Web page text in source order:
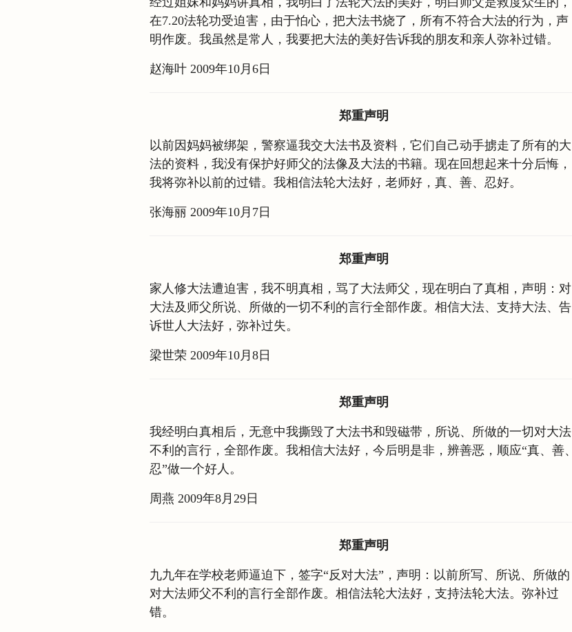
在7.20法轮功受迫害，由于怕心，把大法书烧了，所有不符合大法的行为，声
明作废。我虽然是常人，我要把大法的美好告诉我的朋友和亲人弥补过错。
赵海叶 2009年10月6日
郑重声明
以前因妈妈被绑架，警察逼我交大法书及资料，它们自己动手掳走了所有的大
法的资料，我没有保护好师父的法像及大法的书籍。现在回想起来十分后悔，
我将弥补以前的过错。我相信法轮大法好，老师好，真、善、忍好。
张海丽 2009年10月7日
郑重声明
家人修大法遭迫害，我不明真相，骂了大法师父，现在明白了真相，声明：对
大法及师父所说、所做的一切不利的言行全部作废。相信大法、支持大法、告
诉世人大法好，弥补过失。
梁世荣 2009年10月8日
郑重声明
我经明白真相后，无意中我撕毁了大法书和毁磁带，所说、所做的一切对大法
不利的言行，全部作废。我相信大法好，今后明是非，辨善恶，顺应“真、善、
忍”做一个好人。
周燕 2009年8月29日
郑重声明
九九年在学校老师逼迫下，签字“反对大法”，声明：以前所写、所说、所做的
对大法师父不利的言行全部作废。相信法轮大法好，支持法轮大法。弥补过
错。